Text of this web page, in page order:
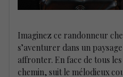
Imaginez ce randonneur
s’aventurer dans un
affronter. En face de tous
chemin, suit le mélodieux